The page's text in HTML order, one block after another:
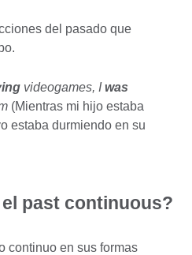
del pasado que
videogames, Iwas
(Mientras mi hijo estaba
estaba durmiendo en su
past continuous?
continuo en sus formas